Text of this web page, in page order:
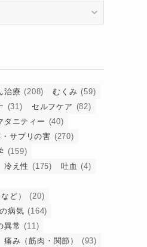
治療 (208) むくみ (59)
(31) セルフケア (82)
タニティー (40)
サプリの害 (270)
(159)
冷え性 (175) 吐血 (4)
ど）
(20)
病気 (164)
異常 (11)
痛み（筋肉・関節） (93)